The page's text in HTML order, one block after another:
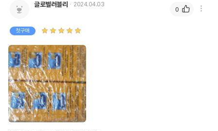
글로벌러블리 2024.04.03
첫구매
0